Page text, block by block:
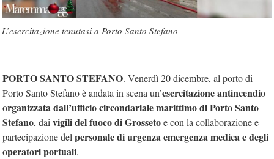
L’esercitazione tenutasi a Porto Santo Stefano
PORTO SANTO STEFANO. Venerdì 20 dicembre, al porto di
Porto Santo Stefano è andata in scena un’esercitazione antincendio
organizzata dall’ufficio circondariale marittimo di Porto Santo
Stefano, dai vigili del fuoco di Grossetoe con la collaborazione e
partecipazione del personale di urgenza emergenza medica e degli
operatori portuali.